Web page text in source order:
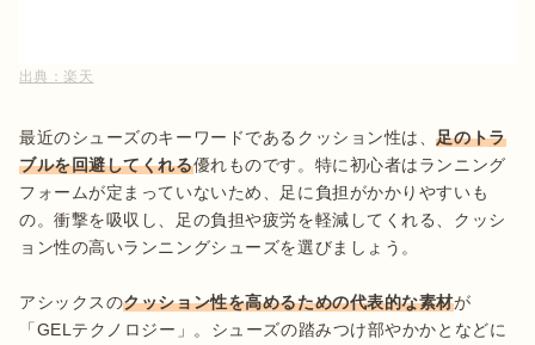
出典： 楽天
最近のシューズのキーワードであるクッション性は、足のトラ
ブルを回避してくれる優れものです。特に初心者はランニング
フォームが定まっていないため、足に負担がかかりやすいも
の。衝撃を吸収し、足の負担や疲労を軽減してくれる、クッシ
ョン性の高いランニングシューズを選びましょう。
アシックスのクッション性を高めるための代表的な素材が
「GELテクノロジー」。シューズの踏みつけ部やかかとなどに